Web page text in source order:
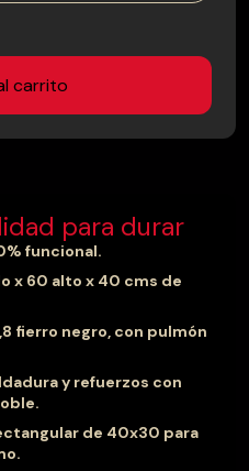
carrito
para durar
funcional.
x 60 alto x 40 cms de
fierro negro, con pulmón
y refuerzos con
de 40x30 para